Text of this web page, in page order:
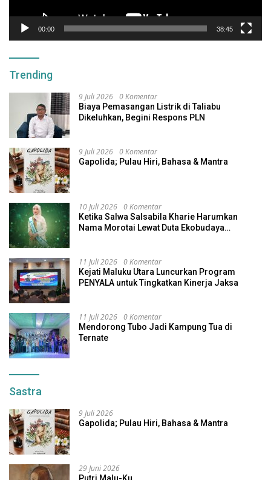
00:00 38:45
Trending
9 Juli 2026 0 Komentar
Biaya Pemasangan Listrik di Taliabu
Dikeluhkan, Begini Respons PLN
9 Juli 2026 0 Komentar
Gapolida; Pulau Hiri, Bahasa & Mantra
10 Juli 2026 0 Komentar
Ketika Salwa Salsabila Kharie Harumkan
Nama Morotai Lewat Duta Ekobudaya
11 Juli 2026 0 Komentar
Kejati Maluku Utara Luncurkan Program
PENYALA untuk Tingkatkan Kinerja Jaksa
11 Juli 2026 0 Komentar
Mendorong Tubo Jadi Kampung Tua di
Ternate
Sastra
9 Juli 2026
Gapolida; Pulau Hiri, Bahasa & Mantra
29 Juni 2026